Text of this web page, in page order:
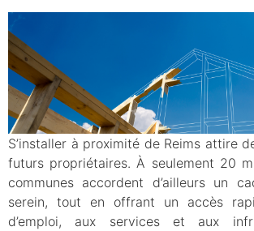
S’installer à proximité de Reims attire
futurs propriétaires. À seulement 20
communes accordent d’ailleurs un
serein, tout en offrant un accès
d’emploi, aux services et aux